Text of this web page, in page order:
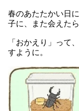
春のあたたかい日
子に、また会えた
「おかえり」って
すように。